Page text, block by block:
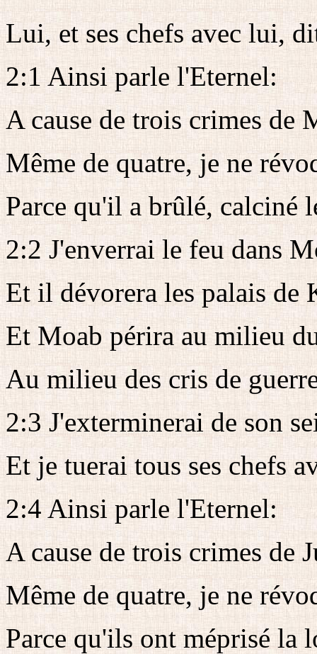
Lui, et ses chefs avec lui,
2:1 Ainsi parle l'Eternel:
A cause de trois crimes de
Même de quatre, je ne
Parce qu'il a brûlé, calciné
2:2 J'enverrai le feu dans
Et il dévorera les palais de
Et Moab périra au milieu
Au milieu des cris de
2:3 J'exterminerai de son
Et je tuerai tous ses chefs
2:4 Ainsi parle l'Eternel:
A cause de trois crimes de
Même de quatre, je ne
Parce qu'ils ont méprisé la